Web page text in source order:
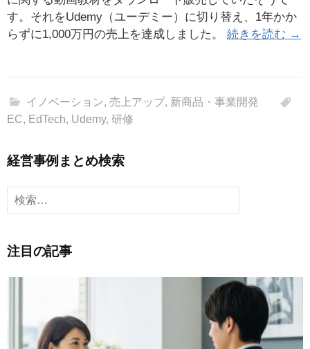
す。それをUdemy（ユーデミー）に切り替え、1年かか
らずに1,000万円の売上を達成しました。 続きを読む →
イノベーション, 売上アップ, 新商品・事業開発
EC, EdTech, Udemy, 研修
経営事例まとめ検索
検
索:
注目の記事